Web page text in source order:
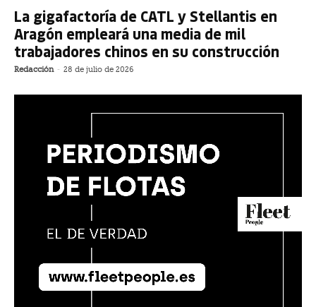
La gigafactoría de CATL y Stellantis en
Aragón empleará una media de mil
trabajadores chinos en su construcción
Redacción - 28 de julio de 2026